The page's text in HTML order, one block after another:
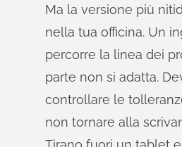
Ma la versione più
nella tua officina. Un
percorre la linea dei
parte non si adatta.
controllare le
non tornare alla